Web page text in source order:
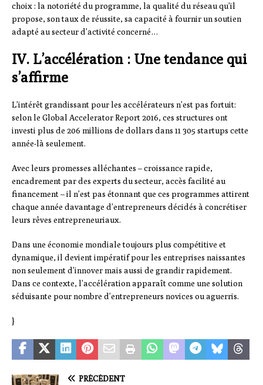
choix : la notoriété du programme, la qualité du réseau qu’il
propose, son taux de réussite, sa capacité à fournir un soutien
adapté au secteur d’activité concerné…
IV. L’accélération : Une tendance qui
s’affirme
L’intérêt grandissant pour les accélérateurs n’est pas fortuit:
selon le Global Accelerator Report 2016, ces structures ont
investi plus de 206 millions de dollars dans 11 305 startups cette
année-là seulement.
Avec leurs promesses alléchantes – croissance rapide,
encadrement par des experts du secteur, accès facilité au
financement – il n’est pas étonnant que ces programmes attirent
chaque année davantage d’entrepreneurs décidés à concrétiser
leurs rêves entrepreneuriaux.
Dans une économie mondiale toujours plus compétitive et
dynamique, il devient impératif pour les entreprises naissantes
non seulement d’innover mais aussi de grandir rapidement.
Dans ce contexte, l’accélération apparaît comme une solution
séduisante pour nombre d’entrepreneurs novices ou aguerris.
}
PRÉCÉDENT